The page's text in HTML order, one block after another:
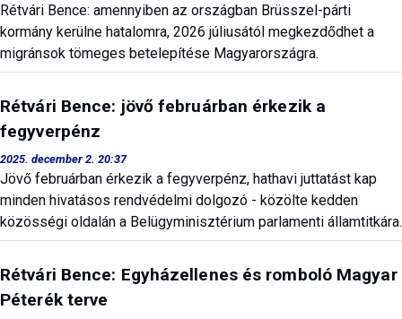
Rétvári Bence: amennyiben az országban Brüsszel-párti
kormány kerülne hatalomra, 2026 júliusától megkezdődhet a
migránsok tömeges betelepítése Magyarországra.
Rétvári Bence: jövő februárban érkezik a
fegyverpénz
2025. december 2. 20:37
Jövő februárban érkezik a fegyverpénz, hathavi juttatást kap
minden hivatásos rendvédelmi dolgozó - közölte kedden
közösségi oldalán a Belügyminisztérium parlamenti államtitkára.
Rétvári Bence: Egyházellenes és romboló Magyar
Péterék terve